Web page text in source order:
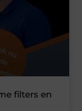
filters en